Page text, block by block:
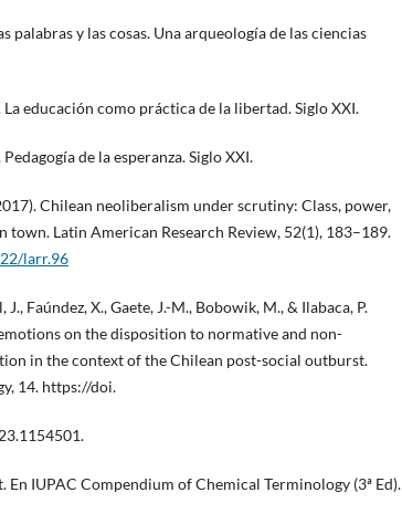
palabras y las cosas. Una arqueología de las ciencias
La educación como práctica de la libertad. Siglo XXI.
de la esperanza. Siglo XXI.
Chilean neoliberalism under scrutiny: Class, power,
town. Latin American Research Review, 52(1), 183–189.
larr.96
J., Faúndez, X., Gaete, J.-M., Bobowik, M., & Ilabaca, P.
on the disposition to normative and non-
in the context of the Chilean post-social outburst.
14. https://doi.
En IUPAC Compendium of Chemical Terminology (3ª Ed).